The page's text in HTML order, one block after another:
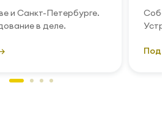
и Санкт-Петербурге.
в деле.